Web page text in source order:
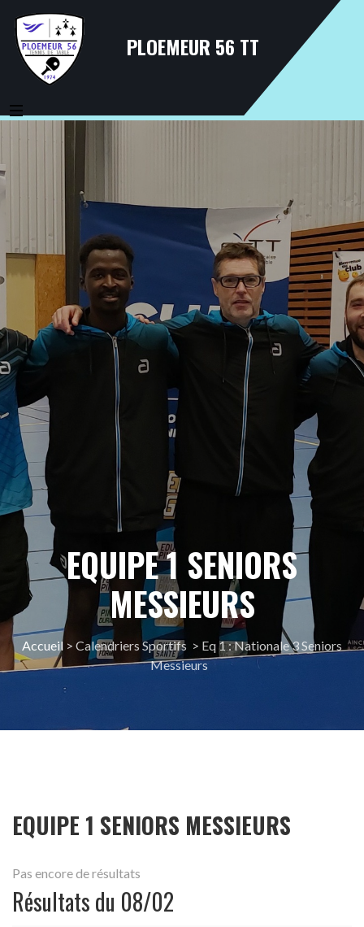
PLOEMEUR 56 TT
EQUIPE 1 SENIORS
MESSIEURS
Accueil > Calendriers Sportifs > Eq 1 : Nationale 3 Seniors
Messieurs
EQUIPE 1 SENIORS MESSIEURS
Pas encore de résultats
Résultats du 08/02